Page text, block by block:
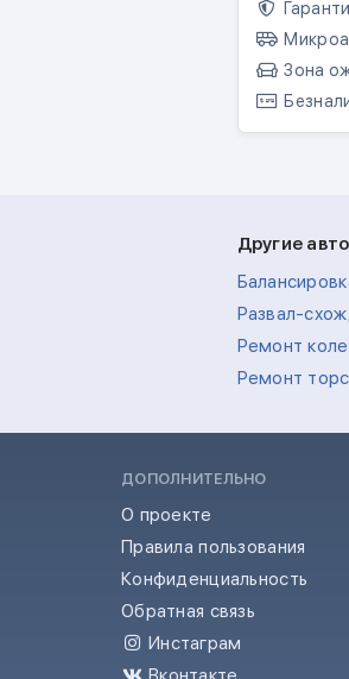
Зона
Другие
Развал-
Ремонт
Ремонт
ДОПОЛНИТЕЛЬНО
О проекте
Правила пользования
Конфиденциальность
Обратная связь
Инстаграм